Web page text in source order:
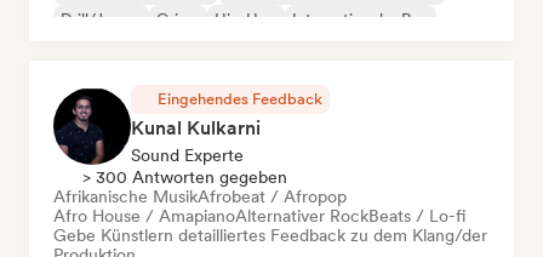
Drill/Jersey
Grime Hip-Hop Internationaler Rap
Eingehendes Feedback
Kunal Kulkarni
Sound Experte
> 300 Antworten gegeben
Afrikanische MusikAfrobeat / Afropop
Afro House / AmapianoAlternativer RockBeats / Lo-fi
Gebe Künstlern detailliertes Feedback zu dem Klang/der